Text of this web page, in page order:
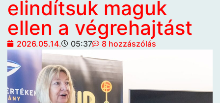
elindítsuk maguk
ellen a végrehajtást
2026.05.14. 05:37 8 hozzászólás